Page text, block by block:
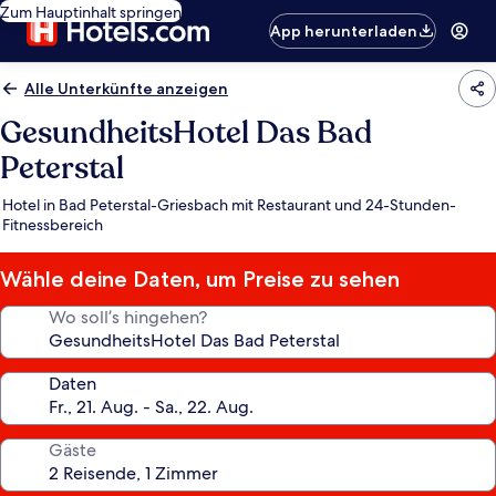
Zum Hauptinhalt springen
App herunterladen
Alle Unterkünfte anzeigen
GesundheitsHotel Das Bad
Peterstal
Hotel in Bad Peterstal-Griesbach mit Restaurant und 24-Stunden-
Fitnessbereich
Wähle deine Daten, um Preise zu sehen
Wo soll’s hingehen?
Daten
Gäste